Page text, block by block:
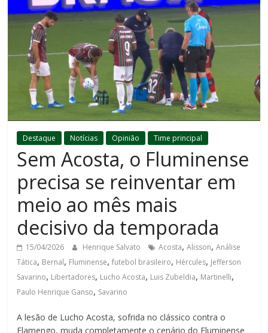
Destaque Notícias Opinião Time principal
Sem Acosta, o Fluminense
precisa se reinventar em
meio ao mês mais
decisivo da temporada
15/04/2026 Henrique Salvato Acosta,Alisson,Análise
Tática, Bernal, Fluminense,futebol brasileiro, Hércules, Jefferson
Savarino, Libertadores, Lucho Acosta, Luis Zubeldia, Martinelli,
Paulo Henrique Ganso, Savarino
A lesão de Lucho Acosta, sofrida no clássico contra o
Flamengo, muda completamente o cenário do Fluminense